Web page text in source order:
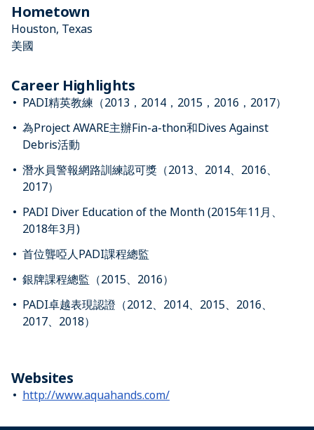
Hometown
Houston, Texas
美國
Career Highlights
PADI精英教練（2013，2014，2015，2016，2017）
為Project AWARE主辦Fin-a-thon和Dives Against
Debris活動
潛水員警報網路訓練認可獎（2013、2014、2016、
2017）
PADI Diver Education of the Month (2015年11月、
2018年3月)
首位聾啞人PADI課程總監
銀牌課程總監（2015、2016）
PADI卓越表現認證（2012、2014、2015、2016、
2017、2018）
Websites
http://www.aquahands.com/